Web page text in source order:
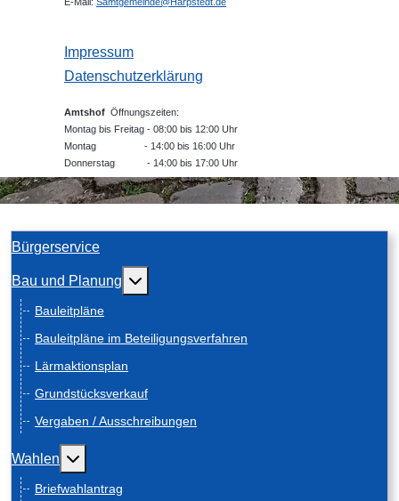
Impressum
Datenschutzerklärung
Amtshof Öffnungszeiten:
Montag bis Freitag - 08:00 bis 12:00 Uhr
Montag - 14:00 bis 16:00 Uhr
Donnerstag - 14:00 bis 17:00 Uhr
Bürgerservice
Bau und Planung Weitere Informationen: Bau und Planung
Bauleitpläne
Bauleitpläne im Beteiligungsverfahren
Lärmaktionsplan
Grundstücksverkauf
Vergaben / Ausschreibungen
Wahlen Weitere Informationen: Wahlen
Briefwahlantrag